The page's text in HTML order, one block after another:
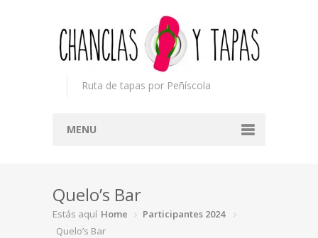
Ruta de tapas por Peñíscola
MENU
Concurso
Participantes
Quelo’s Bar
Estás aquí Home
Participantes 2024
Quelo’s Bar